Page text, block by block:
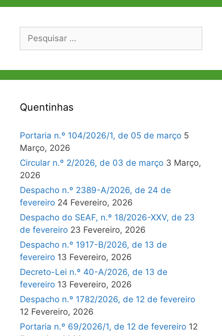
Pesquisar
Quentinhas
Portaria n.º 104/2026/1, de 05 de março 5
Março, 2026
Circular n.º 2/2026, de 03 de março 3 Março,
2026
Despacho n.º 2389-A/2026, de 24 de
fevereiro 24 Fevereiro, 2026
Despacho do SEAF, n.º 18/2026-XXV, de 23
de fevereiro 23 Fevereiro, 2026
Despacho n.º 1917-B/2026, de 13 de
fevereiro 13 Fevereiro, 2026
Decreto-Lei n.º 40-A/2026, de 13 de
fevereiro 13 Fevereiro, 2026
Despacho n.º 1782/2026, de 12 de fevereiro
12 Fevereiro, 2026
Portaria n.º 69/2026/1, de 12 de fevereiro 12